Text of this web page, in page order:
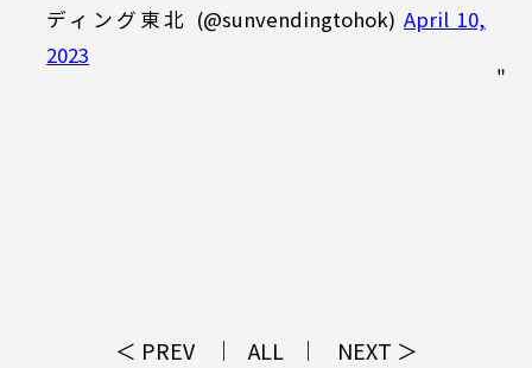
ディング東北 (@sunvendingtohok) April 10,
2023
＜ PREV ALL NEXT ＞